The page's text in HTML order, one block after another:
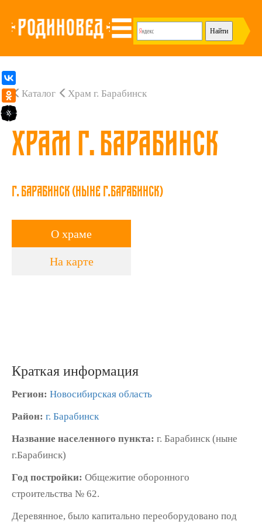
Каталог Храм г. Барабинск
Храм г. Барабинск
г. Барабинск (ныне г.Барабинск)
О храме
На карте
Краткая информация
Регион: Новосибирская область
Район: г. Барабинск
Название населенного пункта: г. Барабинск (ныне
г.Барабинск)
Год постройки: Общежитие оборонного
строительства № 62.
Деревянное, было капитально переоборудовано под